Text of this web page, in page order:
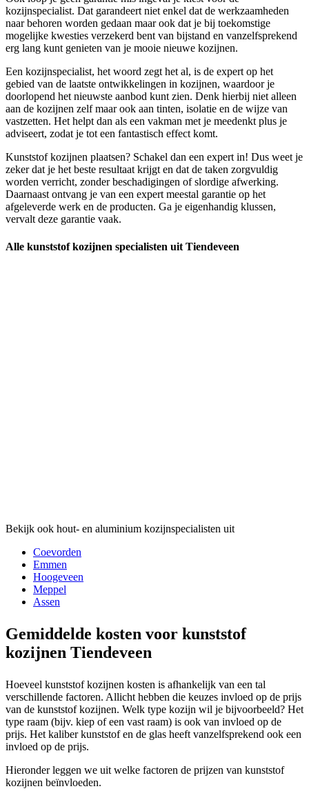
kozijnspecialist. Dat garandeert niet enkel dat de werkzaamheden
naar behoren worden gedaan maar ook dat je bij toekomstige
mogelijke kwesties verzekerd bent van bijstand en vanzelfsprekend
erg lang kunt genieten van je mooie nieuwe kozijnen.
Een kozijnspecialist, het woord zegt het al, is de expert op het
gebied van de laatste ontwikkelingen in kozijnen, waardoor je
doorlopend het nieuwste aanbod kunt zien. Denk hierbij niet alleen
aan de kozijnen zelf maar ook aan tinten, isolatie en de wijze van
vastzetten. Het helpt dan als een vakman met je meedenkt plus je
adviseert, zodat je tot een fantastisch effect komt.
Kunststof kozijnen plaatsen? Schakel dan een expert in! Dus weet je
zeker dat je het beste resultaat krijgt en dat de taken zorgvuldig
worden verricht, zonder beschadigingen of slordige afwerking.
Daarnaast ontvang je van een expert meestal garantie op het
afgeleverde werk en de producten. Ga je eigenhandig klussen,
vervalt deze garantie vaak.
Alle kunststof kozijnen specialisten uit Tiendeveen
Bekijk ook hout- en aluminium kozijnspecialisten uit
Coevorden
Emmen
Hoogeveen
Meppel
Assen
Gemiddelde kosten voor kunststof
kozijnen Tiendeveen
Hoeveel kunststof kozijnen kosten is afhankelijk van een tal
verschillende factoren. Allicht hebben die keuzes invloed op de prijs
van de kunststof kozijnen. Welk type kozijn wil je bijvoorbeeld? Het
type raam (bijv. kiep of een vast raam) is ook van invloed op de
prijs. Het kaliber kunststof en de glas heeft vanzelfsprekend ook een
invloed op de prijs.
Hieronder leggen we uit welke factoren de prijzen van kunststof
kozijnen beïnvloeden.